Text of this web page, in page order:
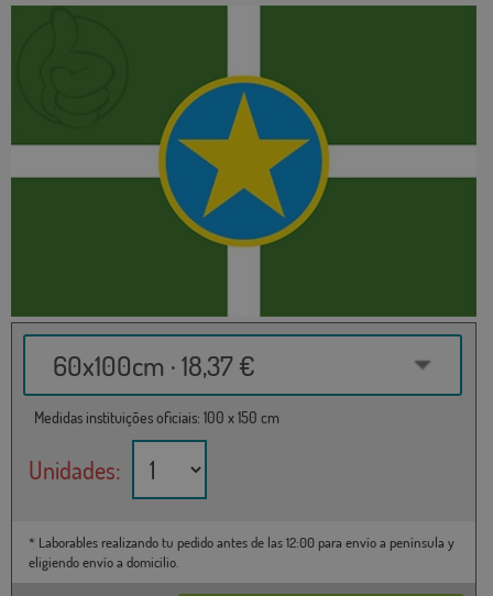
60x100cm · 18,37 €
Medidas instituições oficiais: 100 x 150 cm
Unidades:
* Laborables realizando tu pedido antes de las 12:00 para envío a península y
eligiendo envío a domicilio.